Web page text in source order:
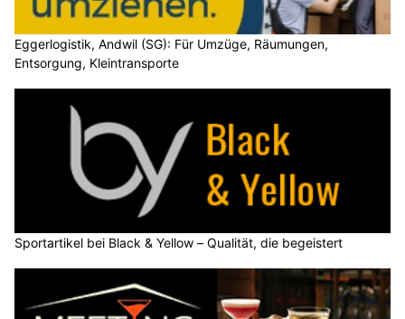
Eggerlogistik, Andwil (SG): Für Umzüge, Räumungen,
Entsorgung, Kleintransporte
Sportartikel bei Black & Yellow – Qualität, die begeistert